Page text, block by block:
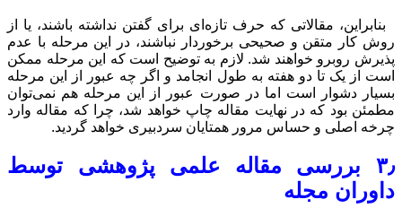
گفتن نداشته باشند، یا از
در این مرحله با عدم
است که این مرحله ممکن
چه عبور از این مرحله
این مرحله هم نمی‌توان
شد، چرا که مقاله وارد
خواهد گردید.
پژوهشی توسط